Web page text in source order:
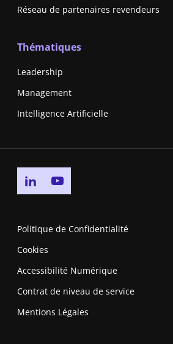
Réseau de partenaires revendeurs
Thématiques
Leadership
Management
Intelligence Artificielle
Go to linkedin page
Politique de Confidentialité
Cookies
Accessibilité Numérique
Contrat de niveau de service
Mentions Légales